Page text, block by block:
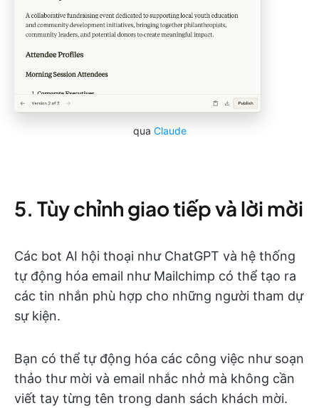
qua Claude
5. Tùy chỉnh giao tiếp và lời mời
Các bot AI hội thoại như ChatGPT và hệ thống
tự động hóa email như Mailchimp có thể tạo ra
các tin nhắn phù hợp cho những người tham dự
sự kiện.
Bạn có thể tự động hóa các công việc như soạn
thảo thư mời và email nhắc nhở mà không cần
viết tay từng tên trong danh sách khách mời.